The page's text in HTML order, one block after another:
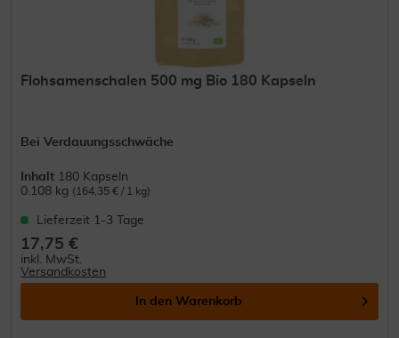
Flohsamenschalen 500 mg Bio 180 Kapseln
Bei Verdauungsschwäche
Inhalt 180 Kapseln
0.108 kg (164,35 € / 1 kg)
Lieferzeit 1-3 Tage
17,75 €
inkl. MwSt.
Versandkosten
In den Warenkorb